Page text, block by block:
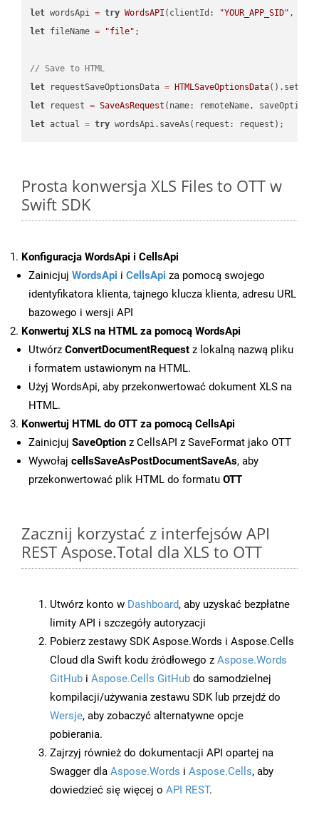
let wordsApi = try WordsAPI (clientId: "YOUR_APP_SID" ,
let fileName = "file" ;
// Save to HTML
let requestSaveOptionsData = HTMLSaveOptionsData
let request = SaveAsRequest (name: remoteName,
let actual = try
Prosta konwersja XLS Files to OTT w
Swift SDK
Konfiguracja WordsApi i CellsApi
Zainicjuj WordsApi i CellsApi za pomocą swojego
identyfikatora klienta, tajnego klucza klienta, adresu URL
bazowego i wersji API
Konwertuj XLS na HTML za pomocą WordsApi
Utwórz ConvertDocumentRequest z lokalną nazwą pliku
i formatem ustawionym na HTML.
Użyj WordsApi, aby przekonwertować dokument XLS na
HTML.
Konwertuj HTML do OTT za pomocą CellsApi
Zainicjuj SaveOption z CellsAPI z SaveFormat jako OTT
Wywołaj cellsSaveAsPostDocumentSaveAs, aby
przekonwertować plik HTML do formatu OTT
Zacznij korzystać z interfejsów API
REST Aspose.Total dla XLS to OTT
Utwórz konto w Dashboard, aby uzyskać bezpłatne
limity API i szczegóły autoryzacji
Pobierz zestawy SDK Aspose.Words i Aspose.Cells
Cloud dla Swift kodu źródłowego z Aspose.Words
GitHub i Aspose.Cells GitHub do samodzielnej
kompilacji/używania zestawu SDK lub przejdź do
Wersje, aby zobaczyć alternatywne opcje
pobierania.
Zajrzyj również do dokumentacji API opartej na
Swagger dla Aspose.Words i Aspose.Cells, aby
dowiedzieć się więcej o API REST.